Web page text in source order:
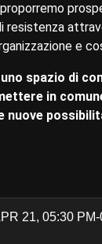
resistenza
e
spazio di
in
nuove
21, 05:30 PM-